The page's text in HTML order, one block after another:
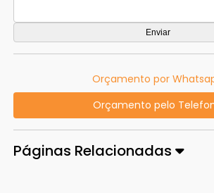
Orçamento por
Orçamento pelo
Páginas Relacionadas